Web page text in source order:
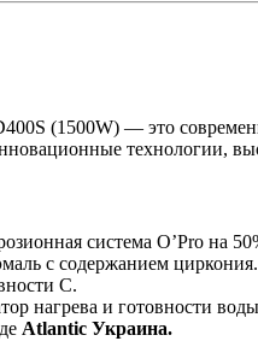
(1500W) — это
технологии,
система O’Pro на
с содержанием циркония.
С.
нагрева и готовности
Atlantic Украина.